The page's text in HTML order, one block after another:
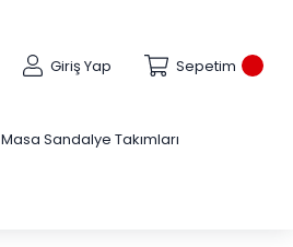
Giriş Yap Sepetim
Masa Sandalye Takımları